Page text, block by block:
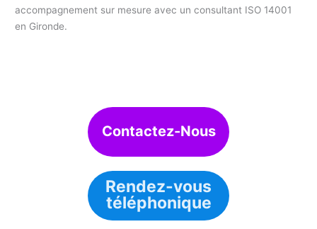
accompagnement sur mesure avec un consultant ISO 14001
en Gironde.
Contactez-Nous
Rendez-vous
téléphonique